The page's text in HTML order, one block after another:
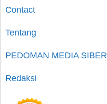
Contact
Tentang
PEDOMAN MEDIA SIBER
Redaksi